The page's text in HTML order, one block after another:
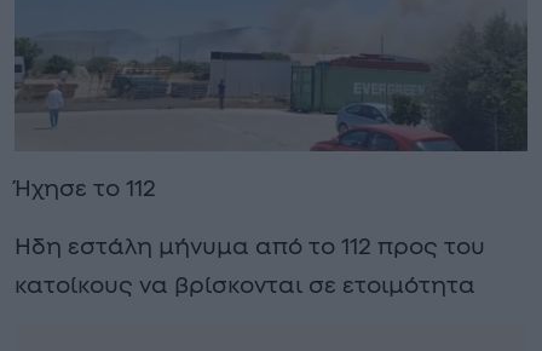
Ήχησε το 112
Ηδη εστάλη μήνυμα από το 112 προς του
κατοίκους να βρίσκονται σε ετοιμότητα